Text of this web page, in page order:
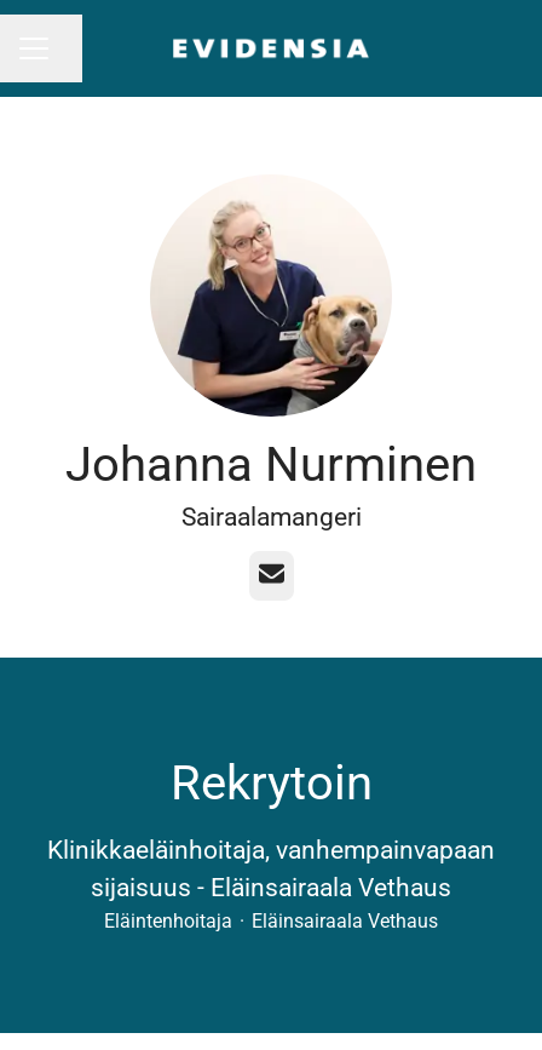
Johanna Nurminen
Sairaalamangeri
Sähköposti
Rekrytoin
Klinikkaeläinhoitaja, vanhempainvapaan
sijaisuus - Eläinsairaala Vethaus
Eläintenhoitaja · Eläinsairaala Vethaus